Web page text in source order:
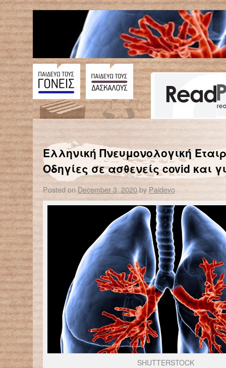
Ερευνητές αποκατέστησαν την όραση σε τυφλά ποντίκια
Ελληνική Πνευμονολογική
Οδηγίες σε ασθενείς covid και
Posted on December 3, 2020by Paidevo
SHUTTERSTOCK